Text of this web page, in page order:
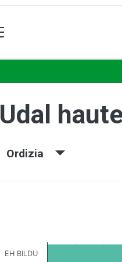
Udal
Ordizia
EH BILDU